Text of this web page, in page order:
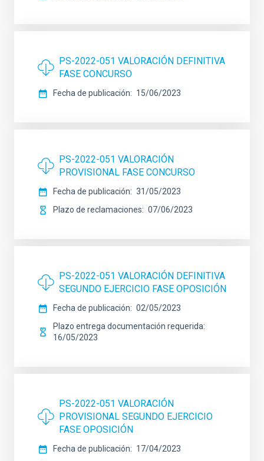
PS-2022-051 VALORACIÓN DEFINITIVA
FASE CONCURSO
Fecha de publicación 15/06/2023
PS-2022-051 VALORACIÓN
PROVISIONAL FASE CONCURSO
Fecha de publicación
31/05/2023
Plazo de reclamaciones
07/06/2023
PS-2022-051 VALORACIÓN DEFINITIVA
SEGUNDO EJERCICIO FASE OPOSICIÓN
Fecha de publicación
02/05/2023
Plazo entrega documentación requerida
16/05/2023
PS-2022-051 VALORACIÓN
PROVISIONAL SEGUNDO EJERCICIO
FASE OPOSICIÓN
Fecha de publicación
17/04/2023